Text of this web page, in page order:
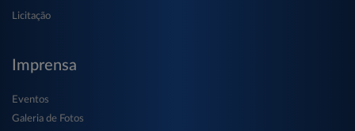
Licitação
Imprensa
Eventos
Galeria de Fotos